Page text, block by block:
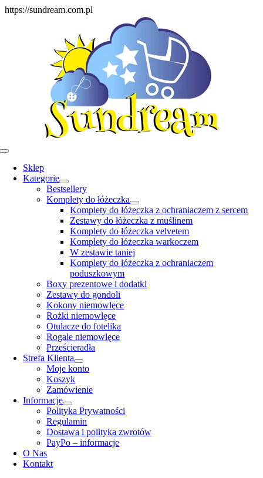
https://sundream.com.pl
content
Toggle
Navigation
Sklep
Kategorie
Bestsellery
Komplety do łóżeczka
Komplety do łóżeczka z ochraniaczem z sercem
Zestawy do łóżeczka z muślinem
Komplety do łóżeczka velvetem
Komplety do łóżeczka warkoczem
W zestawie taniej
Komplety do łóżeczka z ochraniaczem
poduszkowym
Boxy prezentowe i dodatki
Zestawy do gondoli
Kokony niemowlęce
Rożki niemowlęce
Otulacze do fotelika
Rogale niemowlęce
Prześcieradła
Strefa Klienta
Moje konto
Koszyk
Zamówienie
Informacje
Polityka Prywatności
Regulamin
Dostawa i polityka zwrotów
PayPo – informacje
O Nas
Kontakt